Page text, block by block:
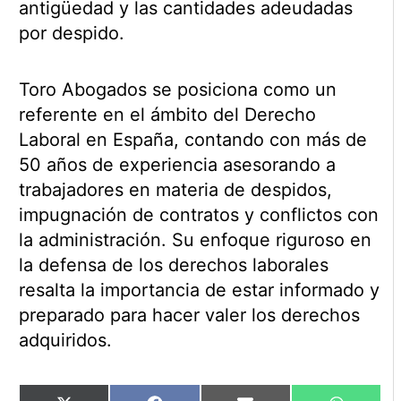
antigüedad y las cantidades adeudadas
por despido.
Toro Abogados se posiciona como un
referente en el ámbito del Derecho
Laboral en España, contando con más de
50 años de experiencia asesorando a
trabajadores en materia de despidos,
impugnación de contratos y conflictos con
la administración. Su enfoque riguroso en
la defensa de los derechos laborales
resalta la importancia de estar informado y
preparado para hacer valer los derechos
adquiridos.